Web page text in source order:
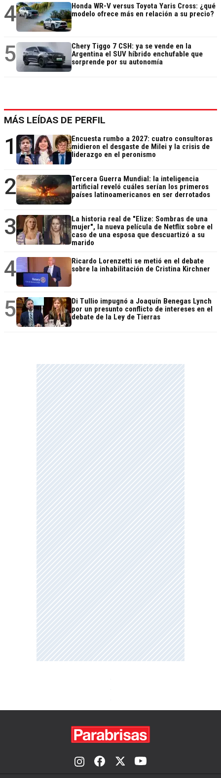
4
Honda WR-V versus Toyota Yaris Cross: ¿qué
modelo ofrece más en relación a su precio?
5
Chery Tiggo 7 CSH: ya se vende en la
Argentina el SUV híbrido enchufable que
sorprende por su autonomía
MÁS LEÍDAS DE PERFIL
1
Encuesta rumbo a 2027: cuatro consultoras
midieron el desgaste de Milei y la crisis de
liderazgo en el peronismo
2
Tercera Guerra Mundial: la inteligencia
artificial reveló cuáles serían los primeros
países latinoamericanos en ser derrotados
3
La historia real de "Elize: Sombras de una
mujer", la nueva película de Netflix sobre el
caso de una esposa que descuartizó a su
marido
4
Ricardo Lorenzetti se metió en el debate
sobre la inhabilitación de Cristina Kirchner
5
Di Tullio impugnó a Joaquín Benegas Lynch
por un presunto conflicto de intereses en el
debate de la Ley de Tierras